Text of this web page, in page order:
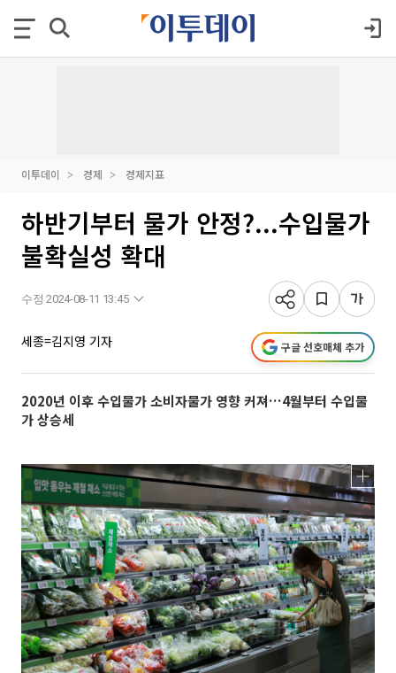
이투데이 경제 경제지표
하반기부터 물가 안정?...수입물가
불확실성 확대
수정 2024-08-11 13:45
세종=김지영 기자 구글 선호매체 추가
2020년 이후 수입물가 소비자물가 영향 커져…4월부터 수입물
가 상승세